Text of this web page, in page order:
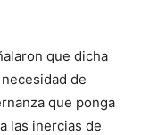
que dicha
de
que ponga
las inercias de